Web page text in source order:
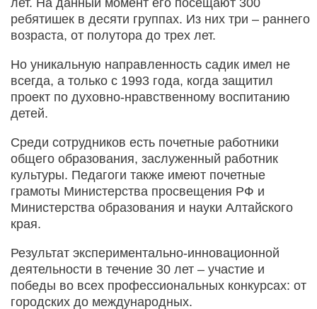
ребятишек в десяти группах. Из них три – раннего
возраста, от полутора до трех лет.
Но уникальную направленность садик имел не
всегда, а только с 1993 года, когда защитил
проект по духовно-нравственному воспитанию
детей.
Среди сотрудников есть почетные работники
общего образования, заслуженный работник
культуры. Педагоги также имеют почетные
грамоты Министерства просвещения РФ и
Министерства образования и науки Алтайского
края.
Результат экспериментально-инновационной
деятельности в течение 30 лет – участие и
победы во всех профессиональных конкурсах: от
городских до международных.